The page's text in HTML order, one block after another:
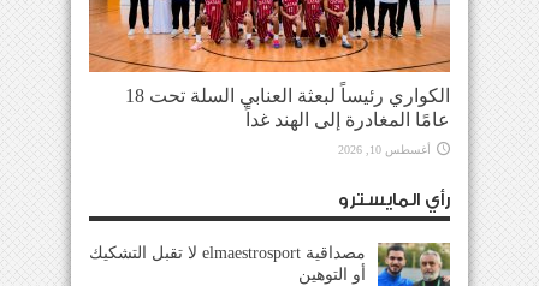
الكواري رئيساً لبعثة العنابي السلة تحت 18
عامًا المغادرة إلى الهند غداً
أغسطس 10, 2026
رأي المايسترو
مصداقية elmaestrosport لا تقبل التشكيك
أو التوهين